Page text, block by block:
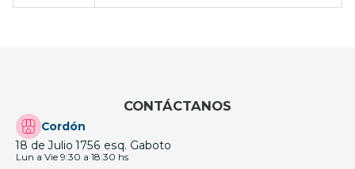
CONTÁCTANOS
Cordón
18 de Julio 1756 esq. Gaboto
Lun a Vie 9:30 a 18:30 hs